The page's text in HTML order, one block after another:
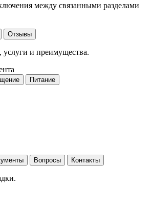
между связанными разделами
Отзывы
услуги и преимущества.
Питание
Вопросы Контакты